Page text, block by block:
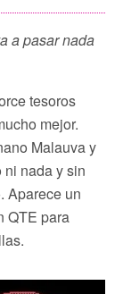
a pasar nada
tesoros
mejor.
Malauva y
ni nada y sin
Aparece un
QTE para